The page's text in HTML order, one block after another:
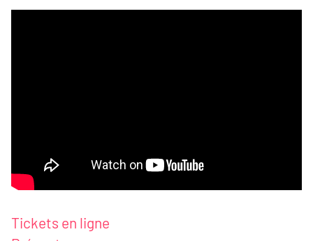
Tickets en ligne